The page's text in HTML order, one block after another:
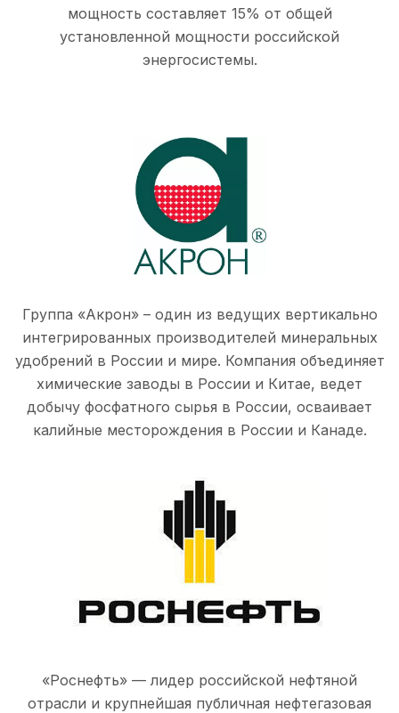
мощность составляет 15% от общей
установленной мощности российской
энергосистемы.
Группа «Акрон» – один из ведущих вертикально
интегрированных производителей минеральных
удобрений в России и мире. Компания объединяет
химические заводы в России и Китае, ведет
добычу фосфатного сырья в России, осваивает
калийные месторождения в России и Канаде.
«Роснефть» — лидер российской нефтяной
отрасли и крупнейшая публичная нефтегазовая